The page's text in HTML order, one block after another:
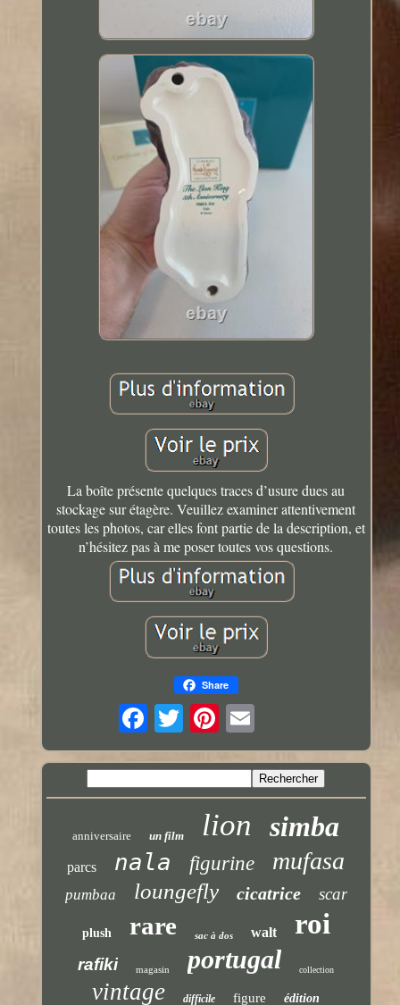
La boîte présente quelques traces d’usure dues au
stockage sur étagère. Veuillez examiner attentivement
toutes les photos, car elles font partie de la description, et
n’hésitez pas à me poser toutes vos questions.
Share
anniversaire un film lion simba
parcs nala figurine mufasa
pumbaa loungefly cicatrice scar
plush rare sac à dos walt roi
rafiki magasin portugal collection
vintage difficile figure édition